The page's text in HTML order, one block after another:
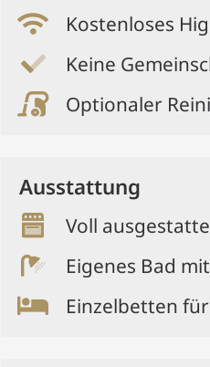
Kostenloses
Keine
Optionaler
Ausstattung
Voll
Eigenes Bad
Einzelbetten